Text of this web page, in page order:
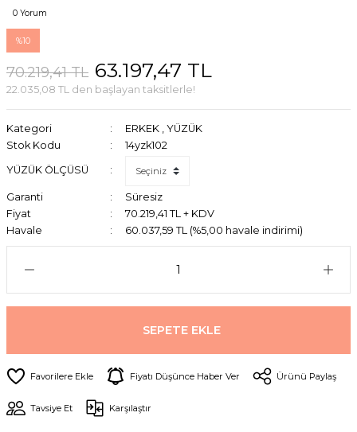
0 Yorum
%10
70.219,41 TL 63.197,47 TL
22.035,08 TL den başlayan taksitlerle!
Kategori ERKEK , YÜZÜK
Stok Kodu
14yzk102
YÜZÜK ÖLÇÜSÜ
Garanti
Süresiz
Fiyat
70.219,41 TL + KDV
Havale
60.037,59 TL (%5,00 havale indirimi)
SEPETE EKLE
Fiyatı Düşünce Haber Ver Ürünü Paylaş
Tavsiye Et Karşılaştır